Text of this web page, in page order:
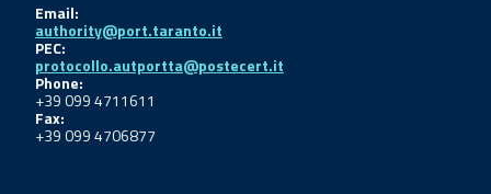
Email:
authority@port.taranto.it
PEC:
protocollo.autportta@postecert.it
Phone:
+39 099 4711611
Fax:
+39 099 4706877